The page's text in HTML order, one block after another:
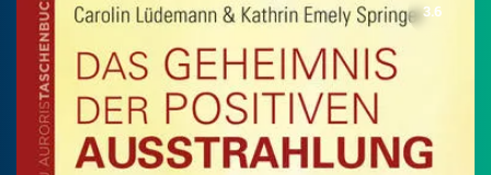
3.6